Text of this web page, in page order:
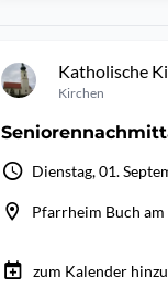
Katholische
Kirchen
Dienstag, 01.
Pfarrheim Buch
zum Kalender